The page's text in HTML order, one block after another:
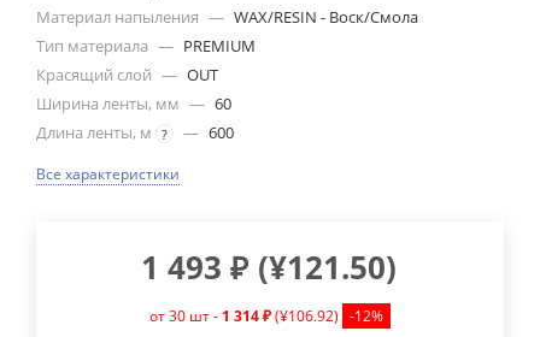
Материал напыления — WAX/RESIN - Воск/Смола
Тип материала — PREMIUM
Красящий слой — OUT
Ширина ленты, мм — 60
Длина ленты, м ? — 600
Все характеристики
1 493 ₽ (¥121.50)
от 30 шт - 1 314 ₽(¥106.92) -12%